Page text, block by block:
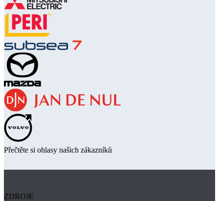
Přečtěte si ohlasy našich zákazníků
ZDROJE